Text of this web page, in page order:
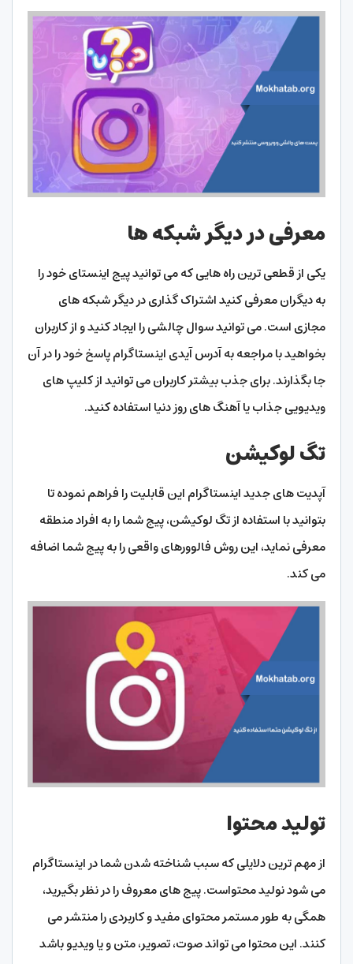
معرفی در دیگر شبکه ها
یکی از قطعی ترین راه هایی که می توانید پیج اینستای خود را
به دیگران معرفی کنید اشتراک گذاری در دیگر شبکه های
مجازی است. می توانید سوال چالشی را ایجاد کنید و از کاربران
بخواهید با مراجعه به آدرس آیدی اینستاگرام پاسخ خود را در آن
جا بگذارند. برای جذب بیشتر کاربران می توانید از کلیپ های
ویدیویی جذاب یا آهنگ های روز دنیا استفاده کنید.
تگ لوکیشن
آپدیت های جدید اینستاگرام این قابلیت را فراهم نموده تا
بتوانید با استفاده از تگ لوکیشن، پیج شما را به افراد منطقه
معرفی نماید، این روش فالوورهای واقعی را به پیج شما اضافه
می کند.
تولید محتوا
از مهم ترین دلایلی که سبب شناخته شدن شما در اینستاگرام
می شود نولید محتواست. پیج های معروف را در نظر بگیرید،
همگی به طور مستمر محتوای مفید و کاربردی را منتشر می
کنند. این محتوا می تواند صوت، تصویر، متن و یا ویدیو باشد